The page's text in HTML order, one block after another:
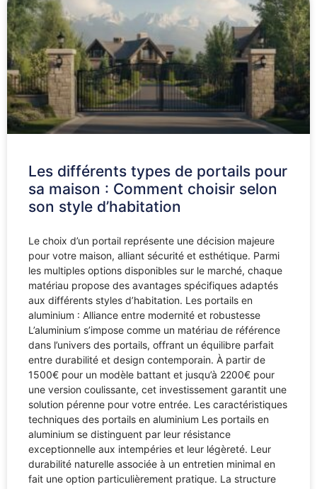
Les différents types de portails pour
sa maison : Comment choisir selon
son style d’habitation
Le choix d’un portail représente une décision majeure
pour votre maison, alliant sécurité et esthétique. Parmi
les multiples options disponibles sur le marché, chaque
matériau propose des avantages spécifiques adaptés
aux différents styles d’habitation. Les portails en
aluminium : Alliance entre modernité et robustesse
L’aluminium s’impose comme un matériau de référence
dans l’univers des portails, offrant un équilibre parfait
entre durabilité et design contemporain. À partir de
1500€ pour un modèle battant et jusqu’à 2200€ pour
une version coulissante, cet investissement garantit une
solution pérenne pour votre entrée. Les caractéristiques
techniques des portails en aluminium Les portails en
aluminium se distinguent par leur résistance
exceptionnelle aux intempéries et leur légèreté. Leur
durabilité naturelle associée à un entretien minimal en
fait une option particulièrement pratique. La structure